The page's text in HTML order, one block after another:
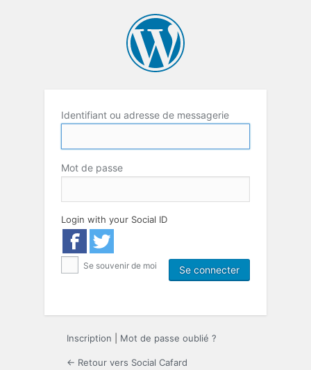
Identifiant ou adresse de messagerie
Mot de passe
Login with your Social ID
Se souvenir de moi
Inscription Mot de passe oublié ?
← Retour vers Social Cafard